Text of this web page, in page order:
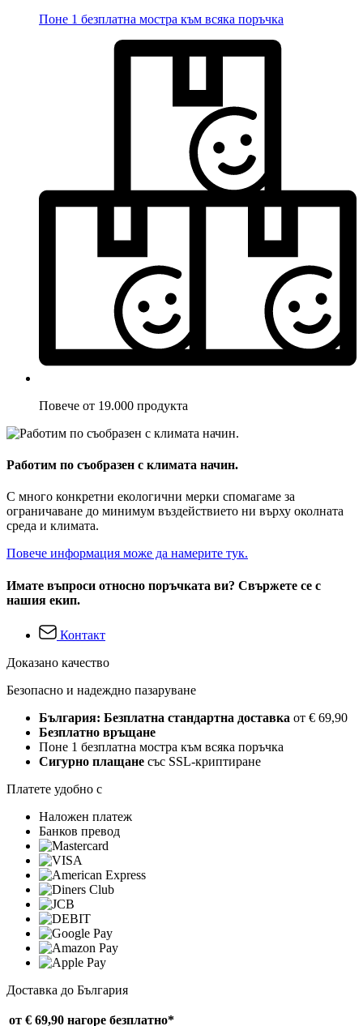
Поне 1 безплатна мостра към всяка поръчка
Повече от 19.000 продукта
Работим по съобразен с климата начин.
С много конкретни екологични мерки спомагаме за
ограничаване до минимум въздействието ни върху околната
среда и климата.
Повече информация може да намерите тук.
Имате въпроси относно поръчката ви? Свържете се с
нашия екип.
Контакт
Доказано качество
Безопасно и надеждно пазаруване
България: Безплатна стандартна доставка от € 69,90
Безплатно връщане
Поне 1 безплатна мостра към всяка поръчка
Сигурно плащане със SSL-криптиране
Платете удобно с
Наложен платеж
Банков превод
Доставка до България
от € 69,90 нагоре безплатно*